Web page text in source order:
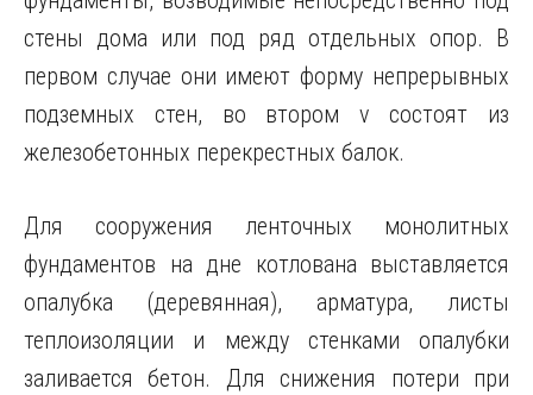
стены дома или под ряд отдельных опор. В
первом случае они имеют форму непрерывных
подземных стен, во втором v состоят из
железобетонных перекрестных балок.
Для сооружения ленточных монолитных
фундаментов на дне котлована выставляется
опалубка (деревянная), арматура, листы
теплоизоляции и между стенками опалубки
заливается бетон. Для снижения потери при